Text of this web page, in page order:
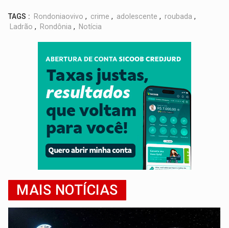
TAGS : Rondoniaovivo , crime , adolescente , roubada ,
Ladrão , Rondônia, Notícia
MAIS NOTÍCIAS